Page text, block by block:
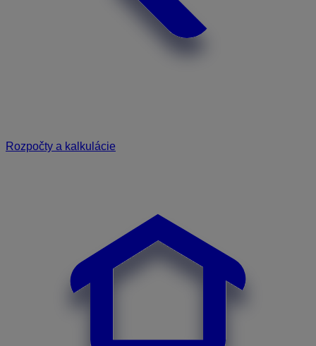
Rozpočty a kalkulácie